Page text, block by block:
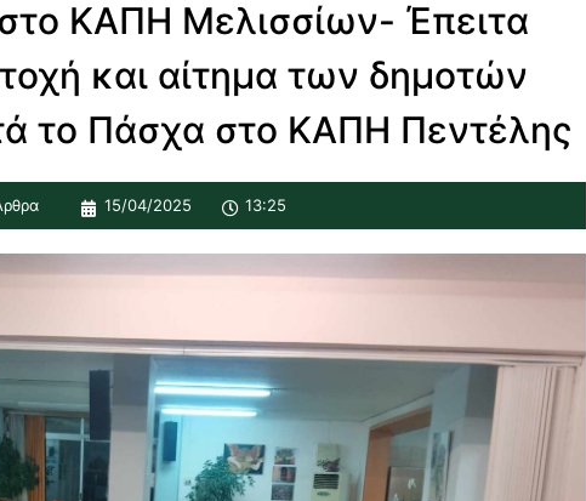
ΚΑΠΗ Μελισσίων- Έπειτα
και αίτημα των δημοτών
το Πάσχα στο ΚΑΠΗ Πεντέλης
15/04/2025 13:25